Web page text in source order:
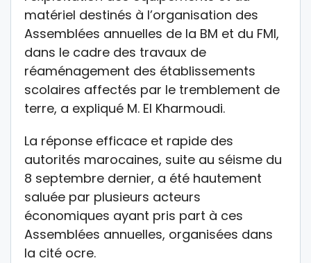
matériel destinés à l’organisation des
Assemblées annuelles de la BM et du FMI,
dans le cadre des travaux de
réaménagement des établissements
scolaires affectés par le tremblement de
terre, a expliqué M. El Kharmoudi.
La réponse efficace et rapide des
autorités marocaines, suite au séisme du
8 septembre dernier, a été hautement
saluée par plusieurs acteurs
économiques ayant pris part à ces
Assemblées annuelles, organisées dans
la cité ocre.